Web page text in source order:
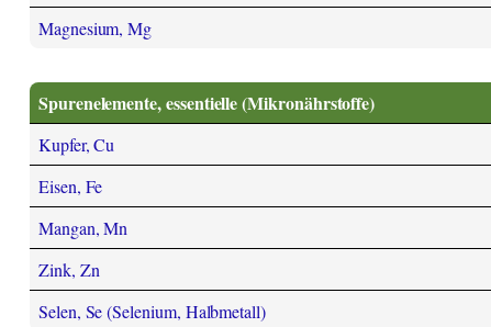
Magnesium, Mg
Spurenelemente, essentielle (Mikronährstoffe)
Kupfer, Cu
Eisen, Fe
Mangan, Mn
Zink, Zn
Selen, Se (Selenium, Halbmetall)